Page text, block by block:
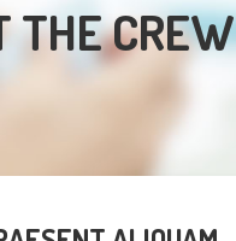
THE CREW